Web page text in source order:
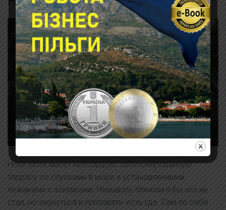
Hotel More имеет небольшую забетонированную
террасу со спусками в море и установленными
лежаками с зонтиками. Называть пляжем я бы это не
стал, но окунуться и поплавать есть где. Сам по себе